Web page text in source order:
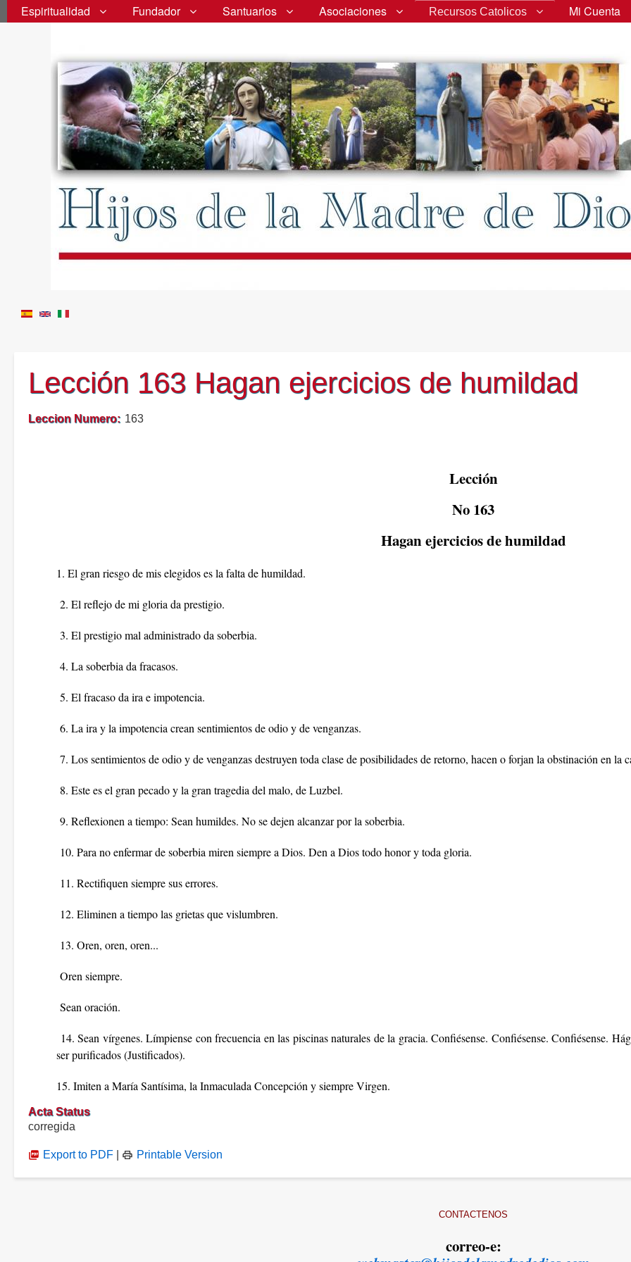
Espiritualidad Fundador Santuarios Asociaciones Recursos Catolicos Mi Cuenta
Lección 163 Hagan ejercicios de humildad
Leccion Numero 163
Lección
No 163
Hagan ejercicios de humildad
1. El gran riesgo de mis elegidos es la falta de humildad.
2. El reflejo de mi gloria da prestigio.
3. El prestigio mal administrado da soberbia.
4. La soberbia da fracasos.
5. El fracaso da ira e impotencia.
6. La ira y la impotencia crean sentimientos de odio y de venganzas.
7. Los sentimientos de odio y de venganzas destruyen toda clase de posibilidades de retorno, hacen o forjan la obstinación en la
8. Este es el gran pecado y la gran tragedia del malo, de Luzbel.
9. Reflexionen a tiempo: Sean humildes. No se dejen alcanzar por la soberbia.
10. Para no enfermar de soberbia miren siempre a Dios. Den a Dios todo honor y toda gloria.
11. Rectifiquen siempre sus errores.
12. Eliminen a tiempo las grietas que vislumbren.
13. Oren, oren, oren...
Oren siempre.
Sean oración.
14. Sean vírgenes. Límpiense con frecuencia en las piscinas naturales de la gracia. Confiésense. Confiésense. Confiésense.
ser purificados (Justificados).
15. Imiten a María Santísima, la Inmaculada Concepción y siempre Virgen.
Acta Status
corregida
Export to PDF Printable Version
CONTACTENOS
correo-e: